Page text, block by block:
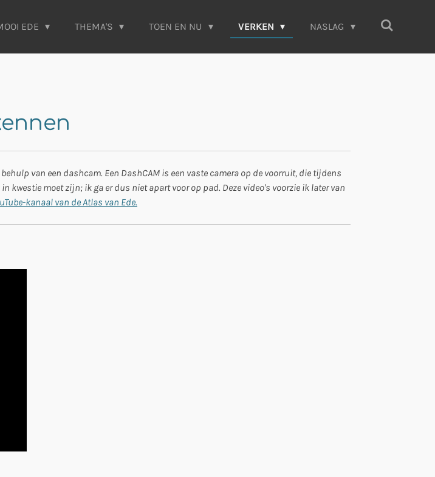
EDE THEMA'S TOEN EN NU VERKEN NASLAG
van een dashcam. Een DashCAM is een vaste camera op de voorruit, die tijdens
moet zijn; ik ga er dus niet apart voor op pad. Deze video's voorzie ik later van
kanaal van de Atlas van Ede.